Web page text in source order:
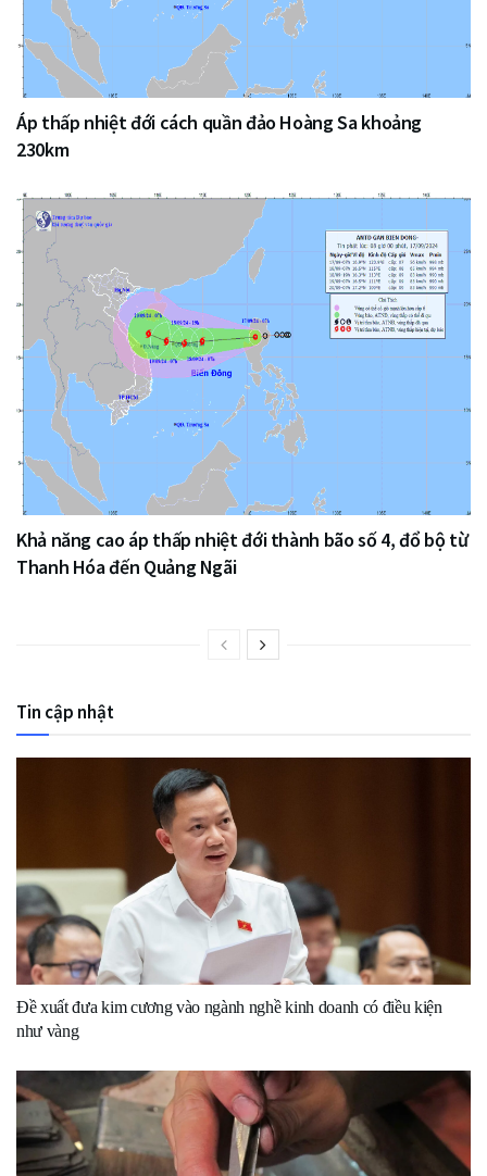
Áp thấp nhiệt đới cách quần đảo Hoàng Sa khoảng
230km
Khả năng cao áp thấp nhiệt đới thành bão số 4, đổ bộ từ
Thanh Hóa đến Quảng Ngãi
Tin cập nhật
Đề xuất đưa kim cương vào ngành nghề kinh doanh có điều kiện
như vàng